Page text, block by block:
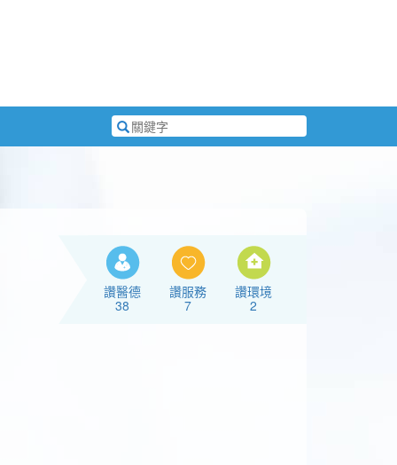
搜
尋
讚醫德
38
讚服務
7
讚環境
2